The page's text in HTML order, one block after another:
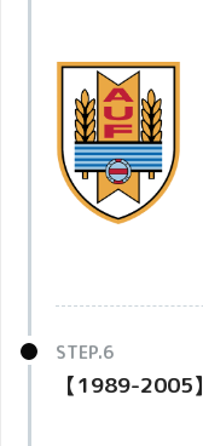
【1989-2005】